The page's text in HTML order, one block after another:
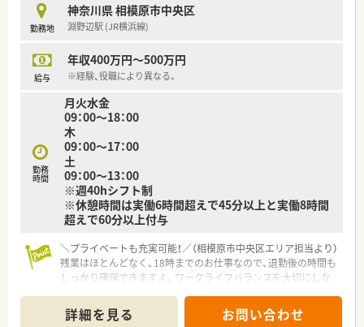
い方
勤務地
神奈川県 相模原市中央区
淵野辺駅 (JR横浜線)
給与
年収400万円～500万円
※経験、役職により異なる。
勤務
時間
月火水金
09：00～18：00
木
09：00～17：00
土
09：00～13：00
※週40hシフト制
※休憩時間は実働6時間超えで45分以上と実働8時間
超えで60分以上付与
＼プライベートも充実可能！／（相模原市中央区エリア担当より）
残業はほとんどなく、18時までのお仕事なので、退勤後の時間も
しっかり確保できますよ。ワークライフバランスを大切にしな
＊------------------------------------------＊
詳細を見る お問い合わせ